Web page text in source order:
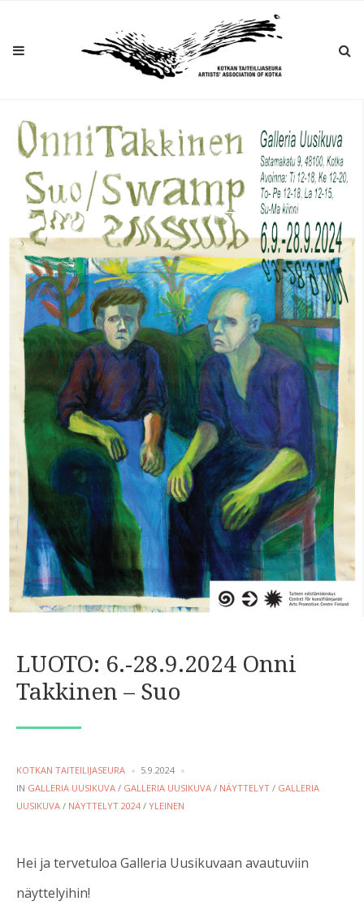
LUOTO: 6.-28.9.2024 Onni
Takkinen – Suo
POSTED
BY
KOTKAN TAITEILIJASEURA
5.9.2024
IN POSTED
IN
GALLERIA UUSIKUVA / GALLERIA UUSIKUVA / NÄYTTELYT / GALLERIA
UUSIKUVA / NÄYTTELYT 2024 / YLEINEN
Hei ja tervetuloa Galleria Uusikuvaan avautuviin
näyttelyihin!